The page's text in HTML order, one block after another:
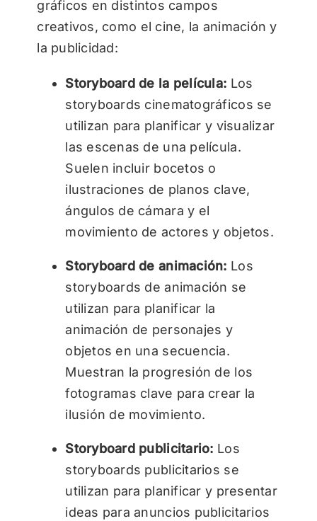
gráficos en distintos campos
creativos, como el cine, la animación y
la publicidad:
Storyboard de la película: Los
storyboards cinematográficos se
utilizan para planificar y visualizar
las escenas de una película.
Suelen incluir bocetos o
ilustraciones de planos clave,
ángulos de cámara y el
movimiento de actores y objetos.
Storyboard de animación: Los
storyboards de animación se
utilizan para planificar la
animación de personajes y
objetos en una secuencia.
Muestran la progresión de los
fotogramas clave para crear la
ilusión de movimiento.
Storyboard publicitario: Los
storyboards publicitarios se
utilizan para planificar y presentar
ideas para anuncios publicitarios